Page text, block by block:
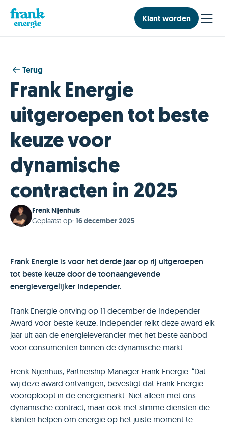
Klant worden
Terug
Frank Energie
uitgeroepen tot beste
keuze voor
dynamische
contracten in 2025
Frenk Nijenhuis
Geplaatst op: 16 december 2025
Frank Energie is voor het derde jaar op rij uitgeroepen
tot beste keuze door de toonaangevende
energievergelijker Independer.
Frank Energie ontving op 11 december de Independer
Award voor beste keuze. Independer reikt deze award elk
jaar uit aan de energieleverancier met het beste aanbod
voor consumenten binnen de dynamische markt.
Frenk Nijenhuis, Partnership Manager Frank Energie: “Dat
wij deze award ontvangen, bevestigt dat Frank Energie
vooroploopt in de energiemarkt. Niet alleen met ons
dynamische contract, maar ook met slimme diensten die
klanten helpen om energie op het juiste moment te